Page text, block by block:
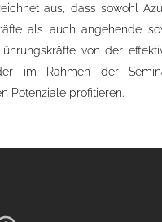
aus, dass sowohl
als auch angehende
von der
im Rahmen der
Potenziale profitieren.